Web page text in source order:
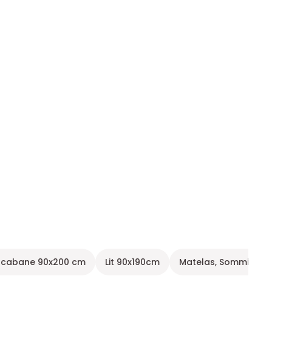
cabane 90x200 cm Lit 90x190cm Matelas, Sommier, Lit